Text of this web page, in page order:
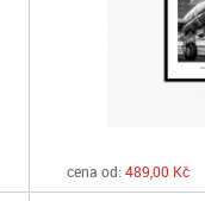
cena od: 489,00 Kč